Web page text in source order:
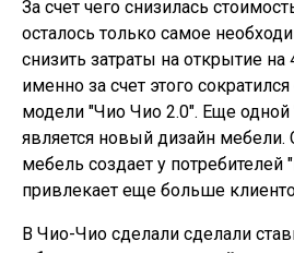
За счет чего снизилась
осталось только самое
снизить затраты на открытие
именно за счет этого
модели "Чио Чио 2.0". Еще
является новый дизайн мебели.
мебель создает у потребителей
привлекает еще больше
В Чио-Чио сделали сделали